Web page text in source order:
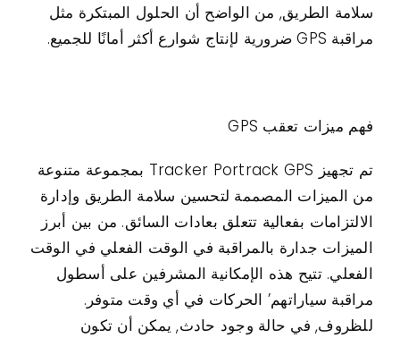
سلامة الطريق, من الواضح أن الحلول المبتكرة مثل
مراقبة GPS ضرورية لإنتاج شوارع أكثر أمانًا للجميع.
فهم ميزات تعقب GPS
تم تجهيز Tracker Portrack GPS بمجموعة متنوعة
من الميزات المصممة لتحسين سلامة الطريق وإدارة
الالتزامات بفعالية تتعلق بعادات السائق. من بين أبرز
الميزات جدارة بالمراقبة في الوقت الفعلي في الوقت
الفعلي. تتيح هذه الإمكانية المشرفين على أسطول
مراقبة سياراتهم’ الحركات في أي وقت متوفر.
للظروف, في حالة وجود حادث, يمكن أن تكون